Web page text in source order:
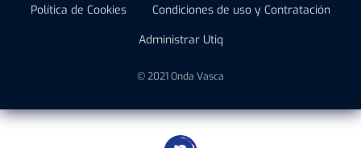
Política de Cookies
Condiciones de uso y Contratación
Administrar Utiq
© 2021 Onda Vasca